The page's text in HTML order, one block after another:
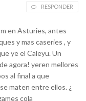
RESPONDER
en Asturies, antes
y mas caseries , y
ye el Caleyu. Un
agora! yeren mellores
al final a que
maten entre ellos. ¿
cola